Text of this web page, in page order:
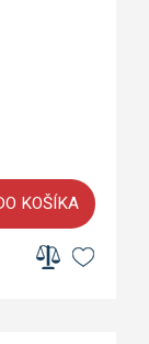
KOŠÍKA